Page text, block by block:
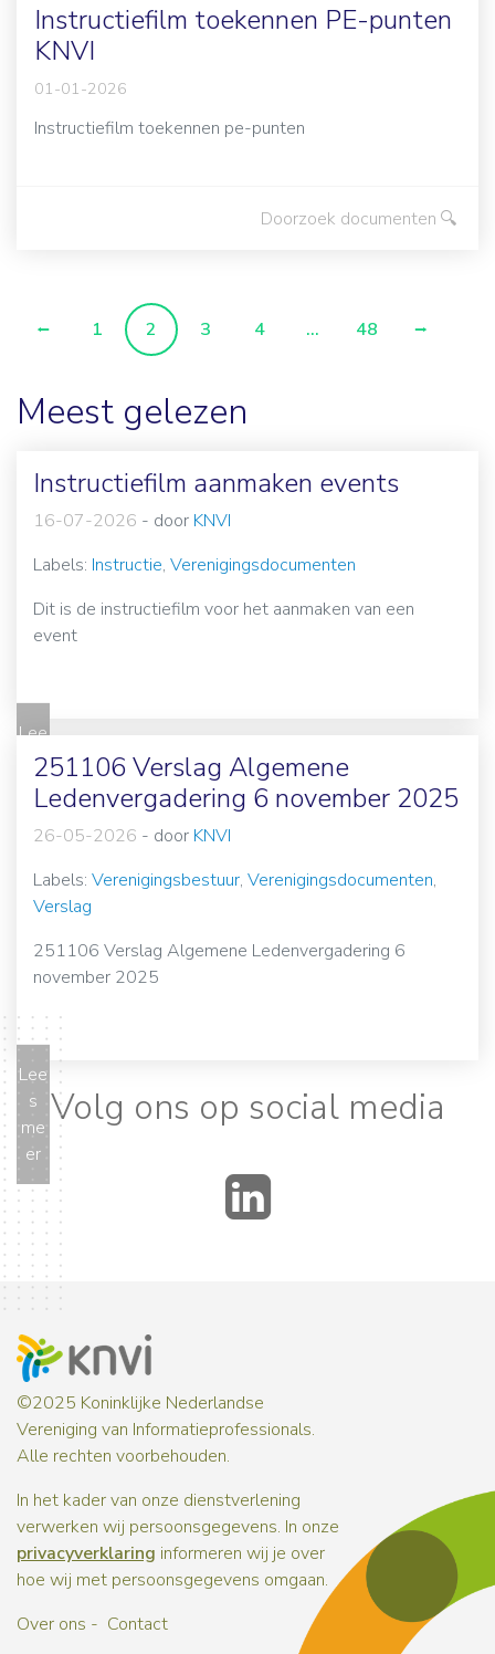
Instructiefilm toekennen PE-punten
KNVI
01-01-2026
Instructiefilm toekennen pe-punten
Doorzoek documenten
1 2 3 4 ... 48
Meest gelezen
Instructiefilm aanmaken events
16-07-2026 - door KNVI
Labels: Instructie, Verenigingsdocumenten
Dit is de instructiefilm voor het aanmaken van een
event
Lee
s
me
er
251106 Verslag Algemene
Ledenvergadering 6 november 2025
26-05-2026 - door KNVI
Labels: Verenigingsbestuur, Verenigingsdocumenten,
Verslag
251106 Verslag Algemene Ledenvergadering 6
november 2025
Lee
s
me
er
Volg ons op social media
©2025 Koninklijke Nederlandse
Vereniging van Informatieprofessionals.
Alle rechten voorbehouden.
In het kader van onze dienstverlening
verwerken wij persoonsgegevens. In onze
privacyverklaring informeren wij je over
hoe wij met persoonsgegevens omgaan.
Over ons
Contact